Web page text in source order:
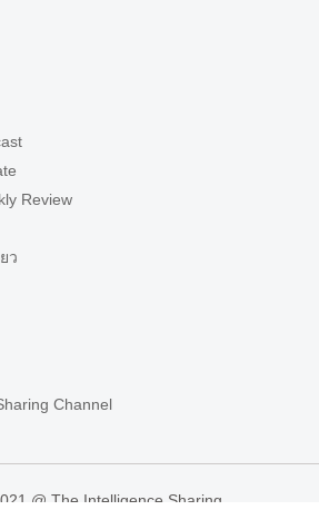
Review
ว
Channel
@ The Intelligence Sharing